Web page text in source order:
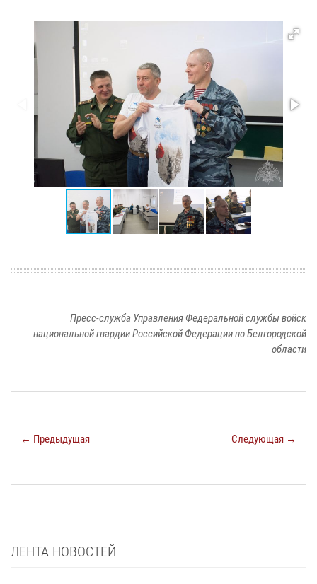
Пресс-служба Управления Федеральной службы войск
национальной гвардии Российской Федерации по Белгородской
области
← Предыдущая Следующая →
ЛЕНТА НОВОСТЕЙ